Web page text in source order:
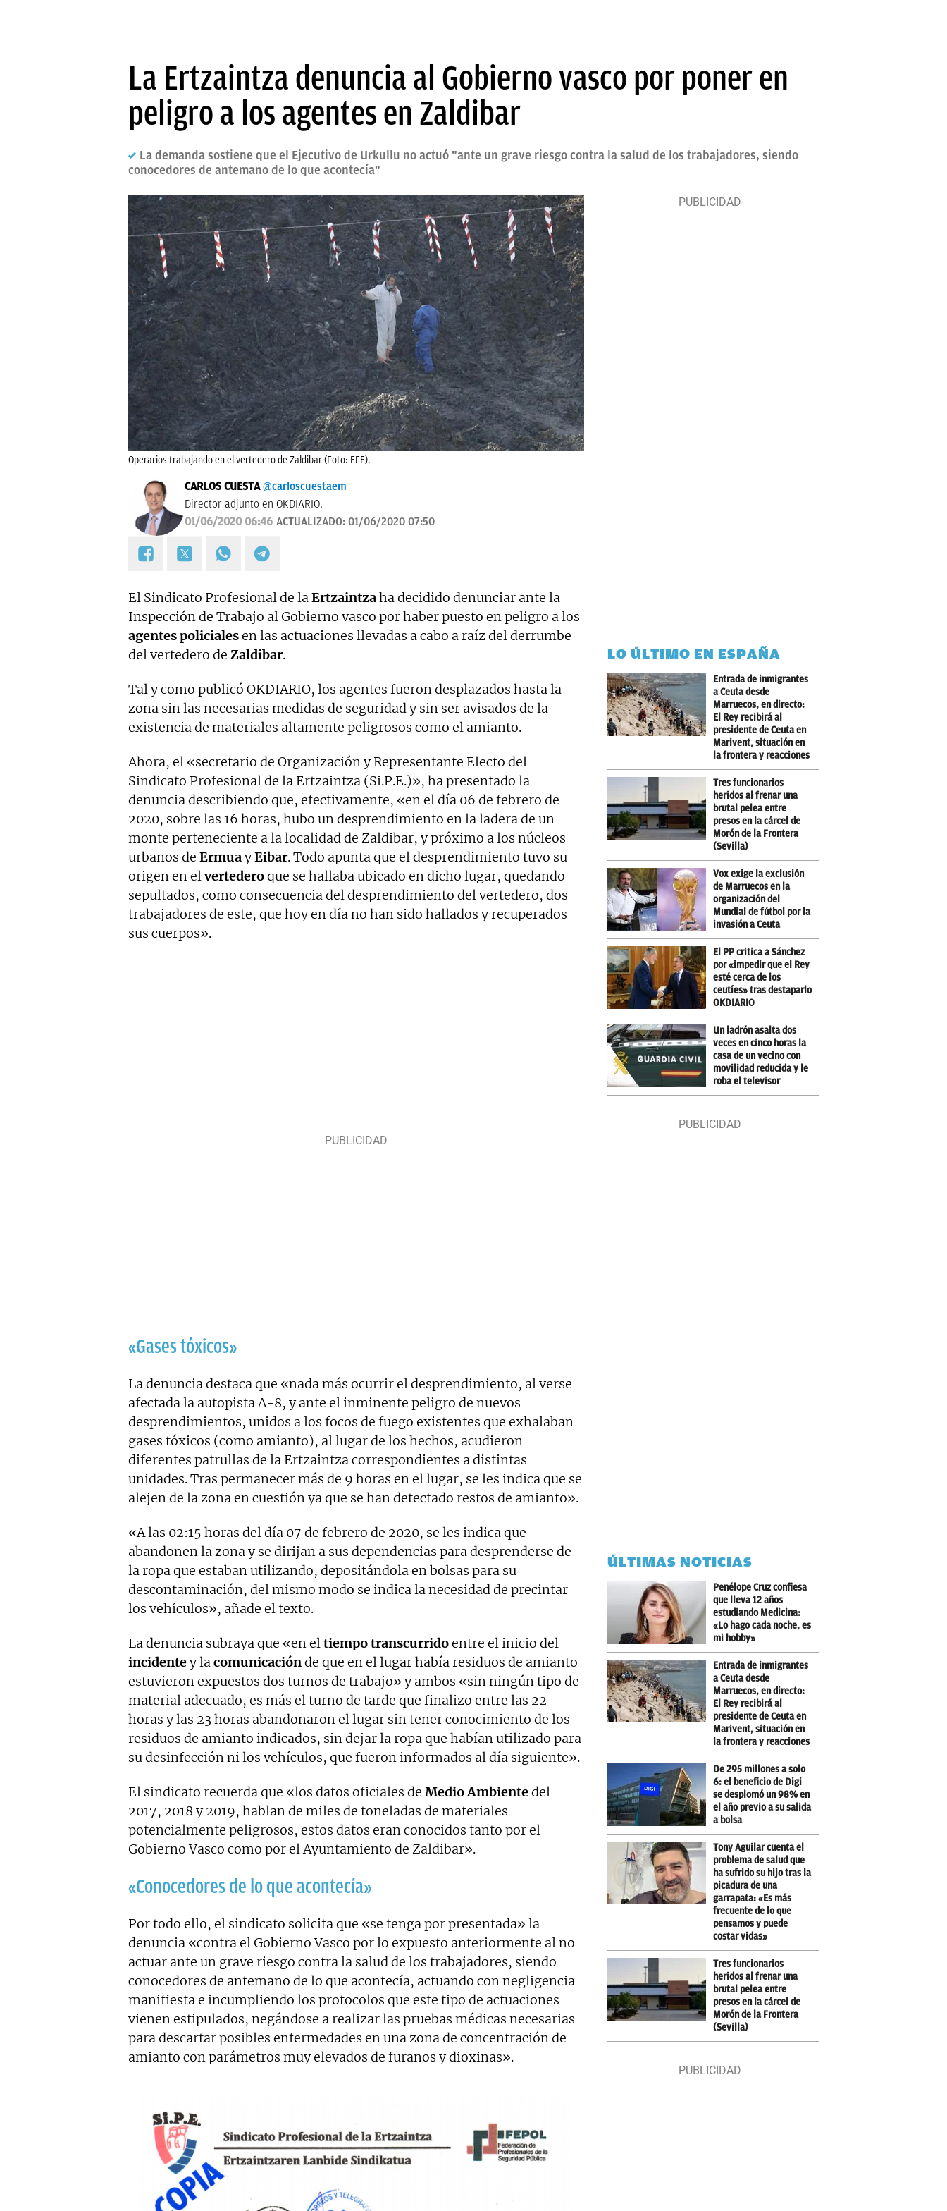
La Ertzaintza denuncia al Gobierno vasco por poner en
peligro a los agentes en Zaldibar
La demanda sostiene que el Ejecutivo de Urkullu no actuó "ante un grave riesgo contra la salud de los trabajadores, siendo
conocedores de antemano de lo que acontecía"
Operarios trabajando en el vertedero de Zaldibar (Foto: EFE).
CARLOS CUESTA @carloscuestaem
Director adjunto en OKDIARIO.
01/06/2020 06:46 ACTUALIZADO: 01/06/2020 07:50
El Sindicato Profesional de laErtzaintzaha decidido denunciar ante la
Inspección de Trabajo al Gobierno vasco por haber puesto en peligro a los
agentes policialesen las actuaciones llevadas a cabo a raíz del derrumbe
del vertedero de Zaldibar.
Tal y como publicó OKDIARIO, los agentes fueron desplazados hasta la
zona sin las necesarias medidas de seguridad y sin ser avisados de la
existencia de materiales altamente peligrosos como el amianto.
Ahora, el «secretario de Organización y Representante Electo del
Sindicato Profesional de la Ertzaintza (Si.P.E.)», ha presentado la
denuncia describiendo que, efectivamente, «en el día 06 de febrero de
2020, sobre las 16 horas, hubo un desprendimiento en la ladera de un
monte perteneciente a la localidad de Zaldibar, y próximo a los núcleos
urbanos de ErmuayEibar. Todo apunta que el desprendimiento tuvo su
origen en elvertederoque se hallaba ubicado en dicho lugar, quedando
sepultados, como consecuencia del desprendimiento del vertedero, dos
trabajadores de este, que hoy en día no han sido hallados y recuperados
sus cuerpos».
«Gases tóxicos»
La denuncia destaca que «nada más ocurrir el desprendimiento, al verse
afectada la autopista A-8, y ante el inminente peligro de nuevos
desprendimientos, unidos a los focos de fuego existentes que exhalaban
gases tóxicos (como amianto), al lugar de los hechos, acudieron
diferentes patrullas de la Ertzaintza correspondientes a distintas
unidades. Tras permanecer más de 9 horas en el lugar, se les indica que se
alejen de la zona en cuestión ya que se han detectado restos de amianto».
«A las 02:15 horas del día 07 de febrero de 2020, se les indica que
abandonen la zona y se dirijan a sus dependencias para desprenderse de
la ropa que estaban utilizando, depositándola en bolsas para su
descontaminación, del mismo modo se indica la necesidad de precintar
los vehículos», añade el texto.
La denuncia subraya que «en eltiempo transcurridoentre el inicio del
incidentey lacomunicaciónde que en el lugar había residuos de amianto
estuvieron expuestos dos turnos de trabajo» y ambos «sin ningún tipo de
material adecuado, es más el turno de tarde que finalizo entre las 22
horas y las 23 horas abandonaron el lugar sin tener conocimiento de los
residuos de amianto indicados, sin dejar la ropa que habían utilizado para
su desinfección ni los vehículos, que fueron informados al día siguiente».
El sindicato recuerda que «los datos oficiales de Medio Ambientedel
2017, 2018 y 2019, hablan de miles de toneladas de materiales
potencialmente peligrosos, estos datos eran conocidos tanto por el
Gobierno Vasco como por el Ayuntamiento de Zaldibar».
«Conocedores de lo que acontecía»
Por todo ello, el sindicato solicita que «se tenga por presentada» la
denuncia «contra el Gobierno Vasco por lo expuesto anteriormente al no
actuar ante un grave riesgo contra la salud de los trabajadores, siendo
conocedores de antemano de lo que acontecía, actuando con negligencia
manifiesta e incumpliendo los protocolos que este tipo de actuaciones
vienen estipulados, negándose a realizar las pruebas médicas necesarias
para descartar posibles enfermedades en una zona de concentración de
amianto con parámetros muy elevados de furanos y dioxinas».
LO ÚLTIMO EN ESPAÑA
Entrada de inmigrantes
a Ceuta desde
Marruecos, en directo:
El Rey recibirá al
presidente de Ceuta en
Marivent, situación en
la frontera y reacciones
Tres funcionarios
heridos al frenar una
brutal pelea entre
presos en la cárcel de
Morón de la Frontera
(Sevilla)
Vox exige la exclusión
de Marruecos en la
organización del
Mundial de fútbol por la
invasión a Ceuta
El PP critica a Sánchez
por «impedir que el Rey
esté cerca de los
ceutíes» tras destaparlo
OKDIARIO
Un ladrón asalta dos
veces en cinco horas la
casa de un vecino con
movilidad reducida y le
roba el televisor
ÚLTIMAS NOTICIAS
Penélope Cruz confiesa
que lleva 12 años
estudiando Medicina:
«Lo hago cada noche, es
mi hobby»
Entrada de inmigrantes
a Ceuta desde
Marruecos, en directo:
El Rey recibirá al
presidente de Ceuta en
Marivent, situación en
la frontera y reacciones
De 295 millones a solo
6: el beneficio de Digi
se desplomó un 98% en
el año previo a su salida
a bolsa
Tony Aguilar cuenta el
problema de salud que
ha sufrido su hijo tras la
picadura de una
garrapata: «Es más
frecuente de lo que
pensamos y puede
costar vidas»
Tres funcionarios
heridos al frenar una
brutal pelea entre
presos en la cárcel de
Morón de la Frontera
(Sevilla)